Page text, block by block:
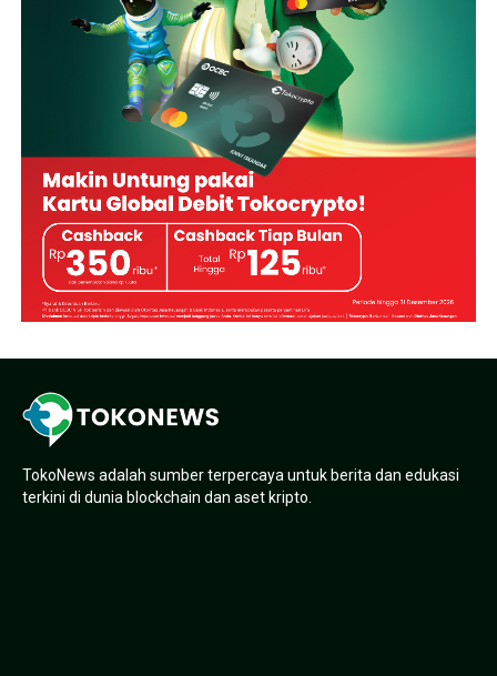
TokoNews adalah sumber terpercaya untuk berita dan edukasi
terkini di dunia blockchain dan aset kripto.